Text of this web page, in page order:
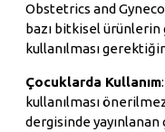
Obstetrics and
bazı bitkisel ürünlerin
kullanılması
Çocuklarda Kullanım
kullanılması
dergisinde yayınlanan